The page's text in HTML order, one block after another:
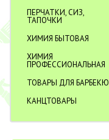
ПЕРЧАТКИ, СИЗ,
ТАПОЧКИ
ХИМИЯ БЫТОВАЯ
ХИМИЯ
ПРОФЕССИОНАЛЬНАЯ
ТОВАРЫ ДЛЯ БАРБЕКЮ
КАНЦТОВАРЫ